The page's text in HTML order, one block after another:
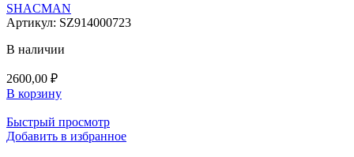
SHACMAN
Артикул: SZ914000723
В наличии
2600,00 ₽
В корзину
Быстрый просмотр
Добавить в избранное